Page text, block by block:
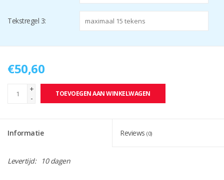
Tekstregel 3:
€50,60
+
-
TOEVOEGEN AAN WINKELWAGEN
Informatie Reviews (0)
Levertijd: 10 dagen